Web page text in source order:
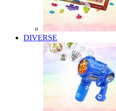
DIVERSE